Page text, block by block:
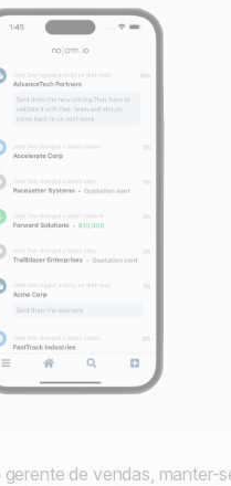
gerente de vendas, manter-